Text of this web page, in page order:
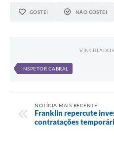
GOSTEI NÃO GOSTEI
INSPETOR CABRAL
NOTÍCIA MAIS RECENTE
Franklin repercute
contratações